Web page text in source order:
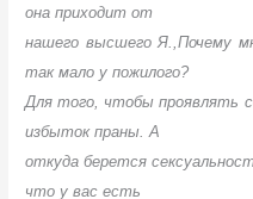
она приходит от
нашего высшего Я.,Почему
так мало у пожилого?
Для того, чтобы проявлять
избыток праны. А
откуда берется
что у вас есть